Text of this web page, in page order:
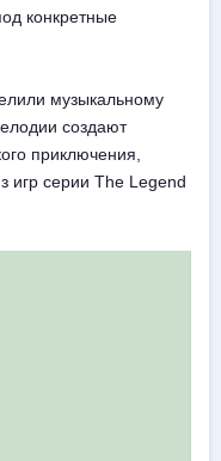
конкретные
музыкальному
создают
приключения,
игр серии The Legend